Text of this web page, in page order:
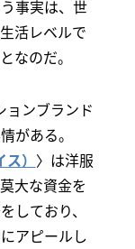
事実は、世
活レベルで
なのだ。
ョンブランド
がある。
） 〉は洋服
大な資金を
しており、
アピールし